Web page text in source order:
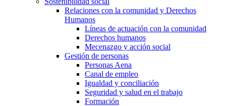
Relaciones con la comunidad y Derechos
Humanos
Líneas de actuación con la comunidad
Derechos humanos
Mecenazgo y acción social
Gestión de personas
Personas Aena
Canal de empleo
Igualdad y conciliación
Seguridad y salud en el trabajo
Formación